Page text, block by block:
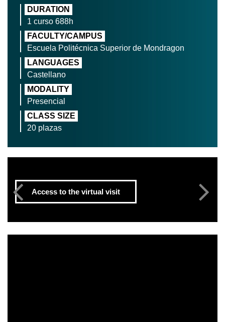
DURATION
1 curso 688h
FACULTY/CAMPUS
Escuela Politécnica Superior de Mondragon
LANGUAGES
Castellano
MODALITY
Presencial
CLASS SIZE
20 plazas
Access to the virtual visit